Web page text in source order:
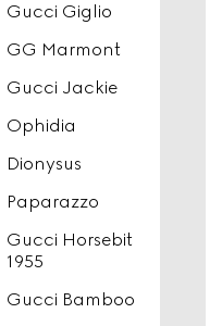
Gucci Giglio
GG Marmont
Gucci Jackie
Ophidia
Dionysus
Paparazzo
Gucci Horsebit
1955
Gucci Bamboo